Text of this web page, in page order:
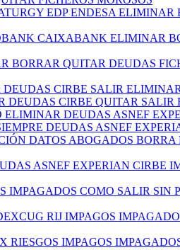
EDP ENDESA
CAIXABANK ELIMINAR
BORRAR QUITAR DEUDAS
DEUDAS CIRBE SALIR
DEUDAS CIRBE QUITAR
ELIMINAR DEUDAS ASNEF
DEUDAS ASNEF
DATOS ABOGADOS
ASNEF EXPERIAN
IMPAGADOS COMO SALIR
RIJ IMPAGOS
RIESGOS IMPAGOS